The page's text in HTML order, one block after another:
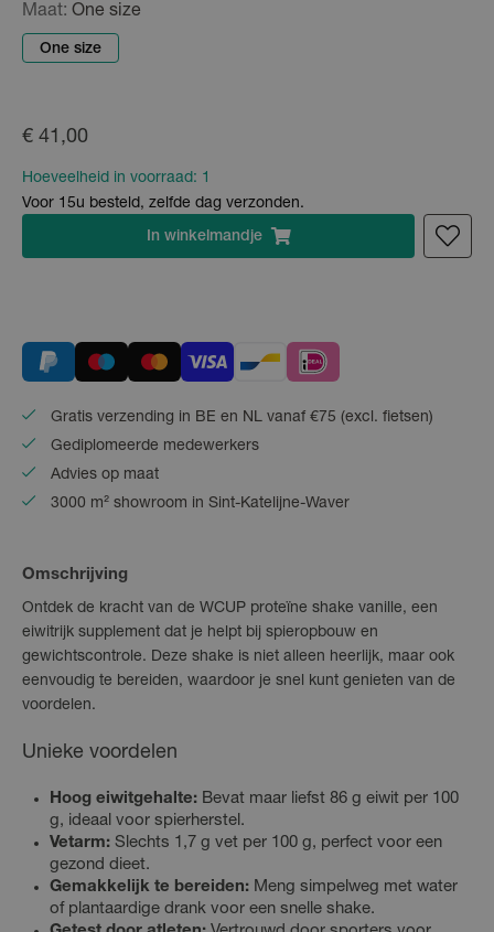
Maat: One size
One size
€ 41,00
Hoeveelheid in voorraad: 1
Voor 15u besteld, zelfde dag verzonden.
In winkelmandje
Gratis verzending in BE en NL vanaf €75 (excl. fietsen)
Gediplomeerde medewerkers
Advies op maat
3000 m² showroom in Sint-Katelijne-Waver
Omschrijving
Ontdek de kracht van de WCUP proteïne shake vanille, een
eiwitrijk supplement dat je helpt bij spieropbouw en
gewichtscontrole. Deze shake is niet alleen heerlijk, maar ook
eenvoudig te bereiden, waardoor je snel kunt genieten van de
voordelen.
Unieke voordelen
Hoog eiwitgehalte: Bevat maar liefst 86 g eiwit per 100
g, ideaal voor spierherstel.
Vetarm: Slechts 1,7 g vet per 100 g, perfect voor een
gezond dieet.
Gemakkelijk te bereiden: Meng simpelweg met water
of plantaardige drank voor een snelle shake.